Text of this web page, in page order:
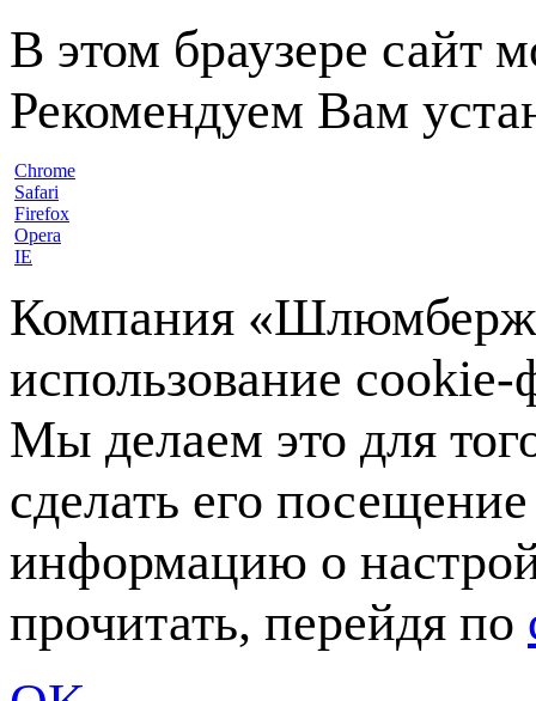
В этом браузере сайт
Рекомендуем Вам
Chrome
Safari
Firefox
Opera
IE
Компания
использование
Мы делаем это для
сделать его
информацию о
прочитать, перейдя по